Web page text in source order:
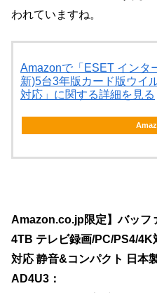
われていますね。
Amazonで「ESET インタ
新)5台3年版カード版ウイ
対応」に関する詳細を見る
Amazon.co.jp限定】バッフ
4TB テレビ録画/PC/PS4/
対応 静音&コンパクト 日本
AD4U3：